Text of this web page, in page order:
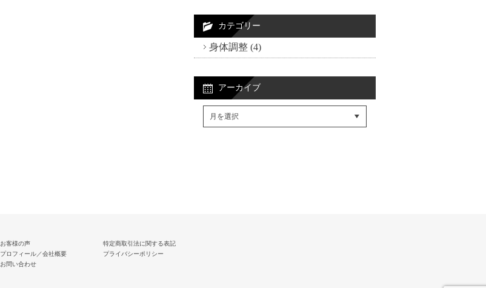
カテゴリー
身体調整 (4)
アーカイブ
お客様の声
プロフィール／会社概要
お問い合わせ
特定商取引法に関する表記
プライバシーポリシー